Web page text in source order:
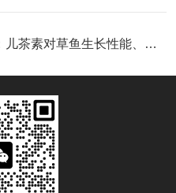
质构仪相关论文：儿茶素对草鱼生长性能、血清抗氧化指标和肌肉品质的影响